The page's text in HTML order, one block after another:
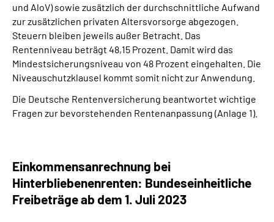
und AloV) sowie zusätzlich der durchschnittliche Aufwand
zur zusätzlichen privaten Altersvorsorge abgezogen.
Steuern bleiben jeweils außer Betracht. Das
Rentenniveau beträgt 48,15 Prozent. Damit wird das
Mindestsicherungsniveau von 48 Prozent eingehalten. Die
Niveauschutzklausel kommt somit nicht zur Anwendung.
Die Deutsche Rentenversicherung beantwortet wichtige
Fragen zur bevorstehenden Rentenanpassung (Anlage 1).
Einkommensanrechnung bei
Hinterbliebenenrenten: Bundeseinheitliche
Freibeträge ab dem 1. Juli 2023